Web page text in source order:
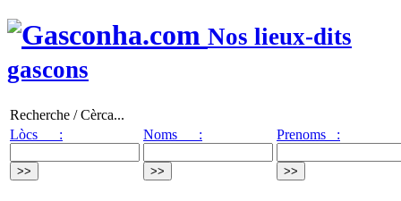
Nos lieux-dits
gascons
Recherche / Cèrca...
Lòcs :
Noms : Prenoms :